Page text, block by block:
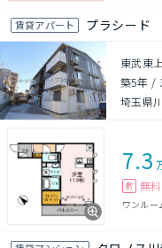
賃貸アパート プラシード
東武東
築5年 /
埼玉県
7.3
敷 無料
ワンルー